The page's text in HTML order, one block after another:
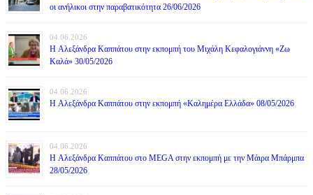
οι ανήλικοι στην παραβατικότητα 26/06/2026
04.06.2026
H Αλεξάνδρα Καππάτου στην εκπομπή του Μιχάλη Κεφαλογιάννη «Ζω
Καλά» 30/05/2026
04.06.2026
H Αλεξάνδρα Καππάτου στην εκπομπή «Καλημέρα Ελλάδα» 08/05/2026
04.06.2026
H Αλεξάνδρα Καππάτου στο MEGA στην εκπομπή με την Μάιρα Mπάρμπα
28/05/2026